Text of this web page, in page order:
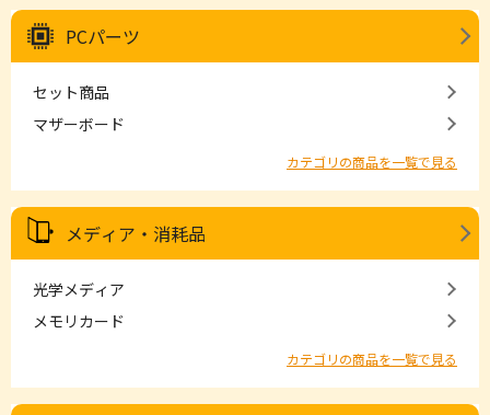
PCパーツ
セット商品
マザーボード
カテゴリの商品を一覧で見る
メディア・消耗品
光学メディア
メモリカード
カテゴリの商品を一覧で見る